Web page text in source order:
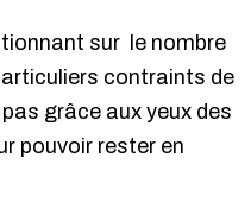
sur le nombre
contraints de
grâce aux yeux des
pouvoir rester en